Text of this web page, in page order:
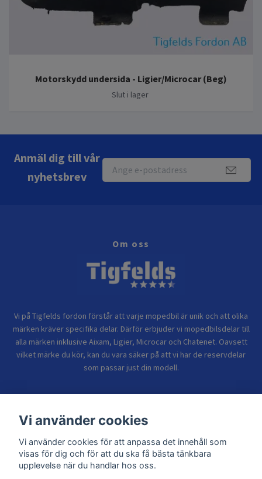
Motorskydd undersida - Ligier/Microcar (Beg)
Slut i lager
Anmäl dig till vår
nyhetsbrev
Om oss
Vi på Tigfelds fordon förstår att varje mopedbil är unik och att olika
märken kräver specifika delar. Därför erbjuder vi mopedbilsdelar till
alla märken inklusive Aixam, Ligier, Microcar och Chatenet. Oavsett
vilket märke du kör, kan du vara säker på att vi har de reservdelar
som passar just din modell.
Sidor
Vi använder cookies
Vi använder cookies för att anpassa det innehåll som
visas för dig och för att du ska få bästa tänkbara
upplevelse när du handlar hos oss.